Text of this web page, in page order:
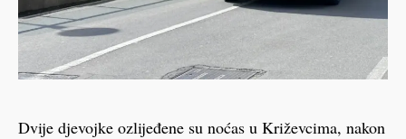
Dvije djevojke ozlijeđene su noćas u Križevcima, nakon